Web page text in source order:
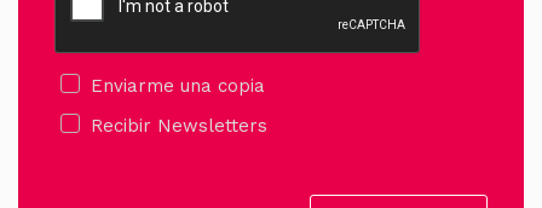
Enviarme una copia
Recibir Newsletters